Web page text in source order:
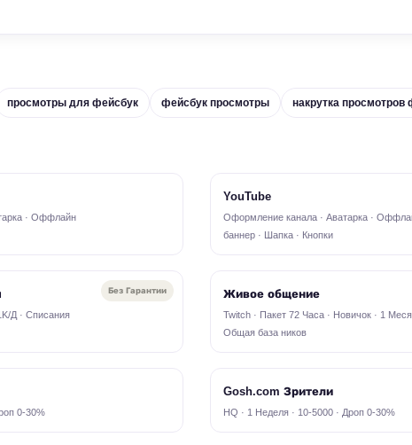
просмотры для фейсбук фейсбук просмотры накрутка просмотров
· Оффлайн
YouTube
Оформление канала · Аватарка ·
баннер · Шапка · Кнопки
Без Гарантии
Д · Списания
Живое общение
Twitch · Пакет 72 Часа · Новичок · 1
Общая база ников
0-30%
Gosh.com Зрители
HQ · 1 Неделя · 10-5000 · Дроп 0-30%